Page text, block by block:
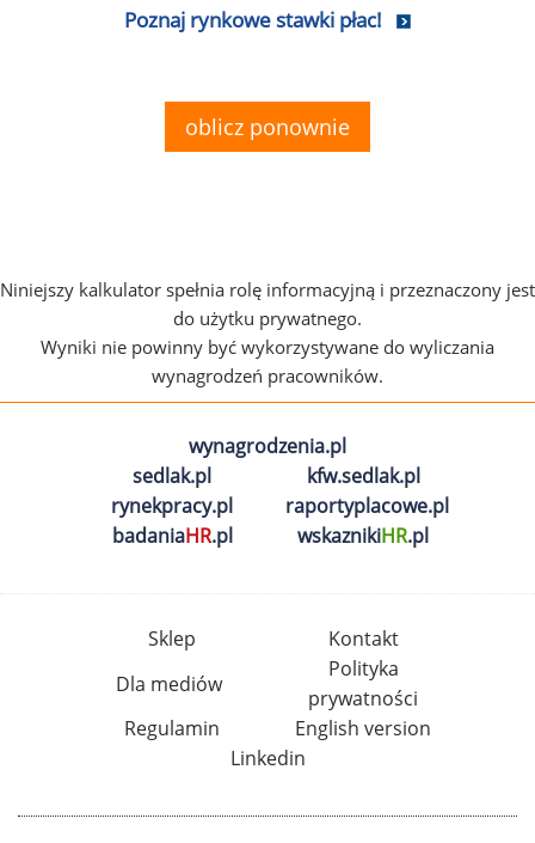
Poznaj rynkowe stawki płac!
oblicz ponownie
Niniejszy kalkulator spełnia rolę informacyjną i przeznaczony jest
do użytku prywatnego.
Wyniki nie powinny być wykorzystywane do wyliczania
wynagrodzeń pracowników.
wynagrodzenia.pl
sedlak.pl
kfw.sedlak.pl
rynekpracy.pl
raportyplacowe.pl
badaniaHR.pl wskaznikiHR.pl
Sklep
Kontakt
Dla mediów
Polityka
prywatności
Regulamin
English version
Linkedin